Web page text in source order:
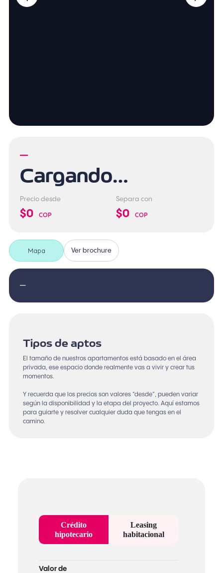
—
Cargando…
Precio desde
$0 COP
Separa con
$0 COP
Mapa Ver brochure
—
Tipos de aptos
El tamaño de nuestros apartamentos está basado en el área
privada, ese espacio donde realmente vas a vivir y crear tus
momentos.
Y recuerda que los precios son valores “desde”, pueden variar
según la disponibilidad y la etapa del proyecto. Aquí estamos
para guiarte y resolver cualquier duda que tengas en el
camino.
Crédito
hipotecario
Leasing
habitacional
Valor de